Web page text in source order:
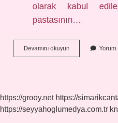
olarak kabul
pastasının…
Devamını okuyun Yunanlar
Dolmaya
Yorum
https://grooy.net https://
https://seyyahoglumedya.com.tr